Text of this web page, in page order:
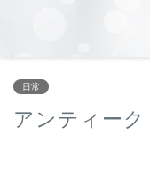
日常
アンティーク